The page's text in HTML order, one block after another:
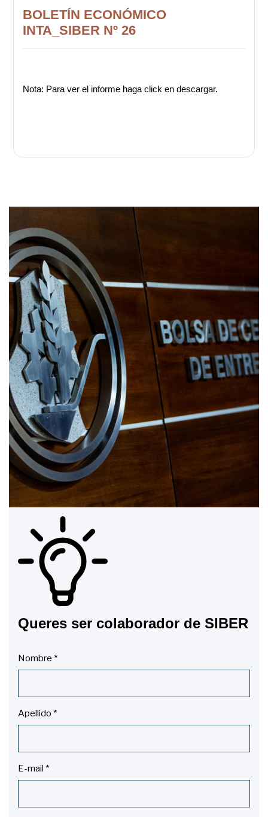
BOLETÍN ECONÓMICO
INTA_SIBER Nº 26
Nota: Para ver el informe haga click en descargar.
Queres ser colaborador de SIBER
Nombre *
Apellido *
E-mail *